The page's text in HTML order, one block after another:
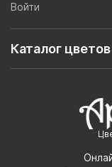
Войти
Каталог цветов